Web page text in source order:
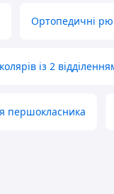
Ортопедичні
із 2
першокласника